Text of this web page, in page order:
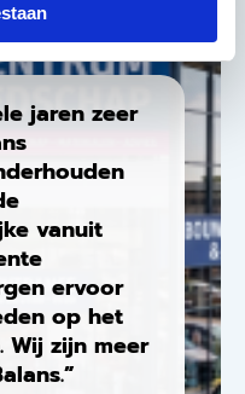
jaren zeer
vanuit
ervoor
op het
Wij zijn meer